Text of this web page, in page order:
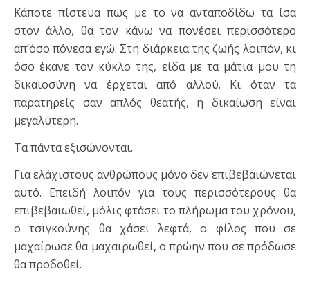
Κάποτε πίστευα πως με το να ανταποδίδω τα ίσα
στον άλλο, θα τον κάνω να πονέσει περισσότερο
απ’όσο πόνεσα εγώ. Στη διάρκεια της ζωής λοιπόν, κι
όσο έκανε τον κύκλο της, είδα με τα μάτια μου τη
δικαιοσύνη να έρχεται από αλλού. Κι όταν τα
παρατηρείς σαν απλός θεατής, η δικαίωση είναι
μεγαλύτερη.
Τα πάντα εξισώνονται.
Για ελάχιστους ανθρώπους μόνο δεν επιβεβαιώνεται
αυτό. Επειδή λοιπόν για τους περισσότερους θα
επιβεβαιωθεί, μόλις φτάσει το πλήρωμα του χρόνου,
ο τσιγκούνης θα χάσει λεφτά, ο φίλος που σε
μαχαίρωσε θα μαχαιρωθεί, ο πρώην που σε πρόδωσε
θα προδοθεί.